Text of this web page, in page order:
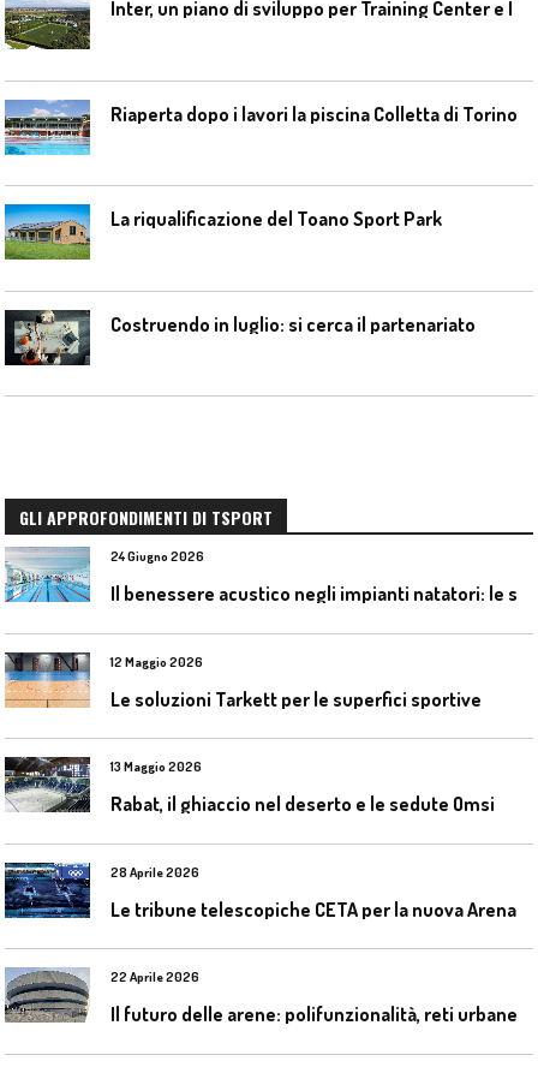
Riaperta dopo i lavori la piscina Colletta di Torino
La riqualificazione del Toano Sport Park
Costruendo in luglio: si cerca il partenariato
GLI APPROFONDIMENTI DI TSPORT
24 Giugno 2026
12 Maggio 2026
Le soluzioni Tarkett per le superfici sportive
13 Maggio 2026
Rabat, il ghiaccio nel deserto e le sedute Omsi
28 Aprile 2026
22 Aprile 2026